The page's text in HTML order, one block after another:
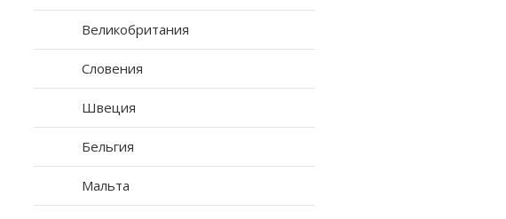
Великобритания
Словения
Швеция
Бельгия
Мальта